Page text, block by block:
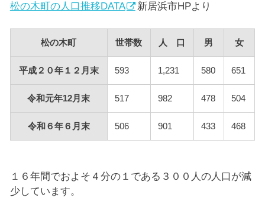
松の木町の人口推移DATA 新居浜市HPより
松の木町 世帯数 人 口 男 女
平成２０年１２月末 593 1,231 580 651
令和元年12月末 517 982 478 504
令和６年６月末 506 901 433 468
１６年間でおよそ４分の１である３００人の人口が減
少しています。